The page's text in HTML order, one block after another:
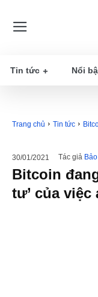
Tin tức Nổi
Trang chủ Tin tức
30/01/2021 Tác giả
Bitcoin
tư’ của